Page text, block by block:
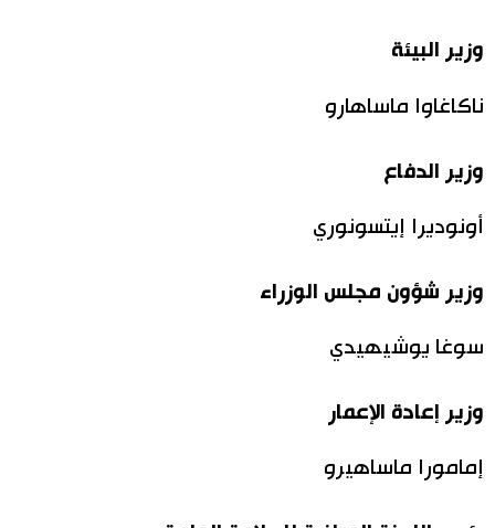
وزير البيئة
ناكاغاوا ماساهارو
وزير الدفاع
أونوديرا إيتسونوري
وزير شؤون مجلس الوزراء
سوغا يوشيهيدي
وزير إعادة الإعمار
إمامورا ماساهيرو